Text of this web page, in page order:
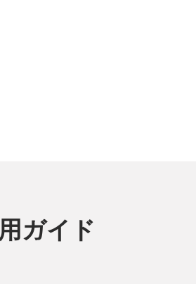
ガイド